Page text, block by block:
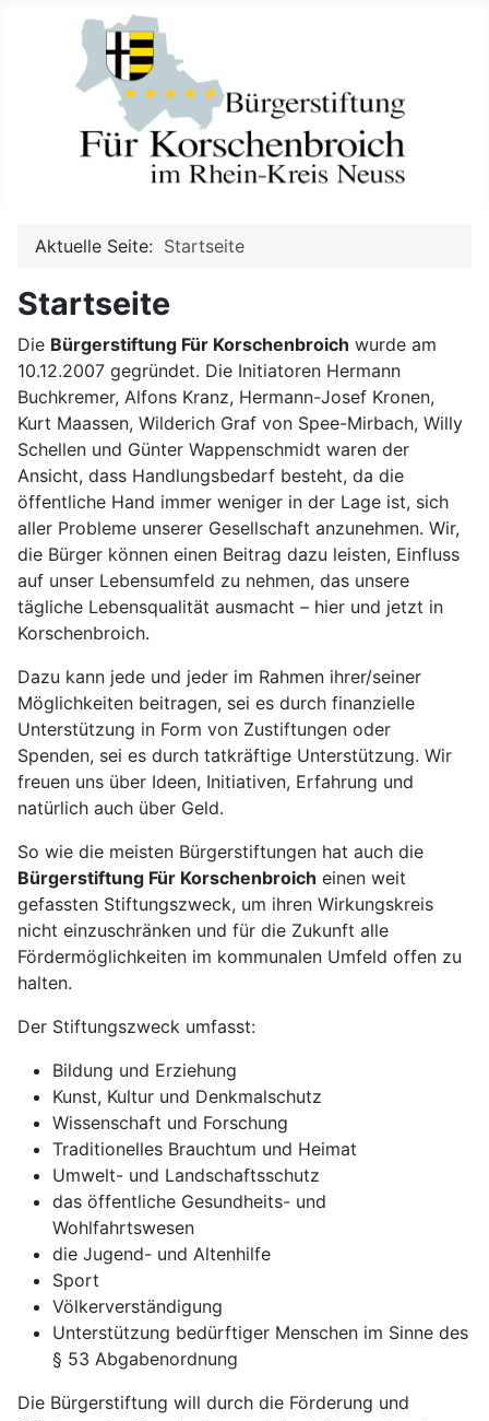
Aktuelle Seite: Startseite
Startseite
Die Bürgerstiftung Für Korschenbroich wurde am
10.12.2007 gegründet. Die Initiatoren Hermann
Buchkremer, Alfons Kranz, Hermann-Josef Kronen,
Kurt Maassen, Wilderich Graf von Spee-Mirbach, Willy
Schellen und Günter Wappenschmidt waren der
Ansicht, dass Handlungsbedarf besteht, da die
öffentliche Hand immer weniger in der Lage ist, sich
aller Probleme unserer Gesellschaft anzunehmen. Wir,
die Bürger können einen Beitrag dazu leisten, Einfluss
auf unser Lebensumfeld zu nehmen, das unsere
tägliche Lebensqualität ausmacht – hier und jetzt in
Korschenbroich.
Dazu kann jede und jeder im Rahmen ihrer/seiner
Möglichkeiten beitragen, sei es durch finanzielle
Unterstützung in Form von Zustiftungen oder
Spenden, sei es durch tatkräftige Unterstützung. Wir
freuen uns über Ideen, Initiativen, Erfahrung und
natürlich auch über Geld.
So wie die meisten Bürgerstiftungen hat auch die
Bürgerstiftung Für Korschenbroich einen weit
gefassten Stiftungszweck, um ihren Wirkungskreis
nicht einzuschränken und für die Zukunft alle
Fördermöglichkeiten im kommunalen Umfeld offen zu
halten.
Der Stiftungszweck umfasst:
Bildung und Erziehung
Kunst, Kultur und Denkmalschutz
Wissenschaft und Forschung
Traditionelles Brauchtum und Heimat
Umwelt- und Landschaftsschutz
das öffentliche Gesundheits- und
Wohlfahrtswesen
die Jugend- und Altenhilfe
Sport
Völkerverständigung
Unterstützung bedürftiger Menschen im Sinne des
§ 53 Abgabenordnung
Die Bürgerstiftung will durch die Förderung und